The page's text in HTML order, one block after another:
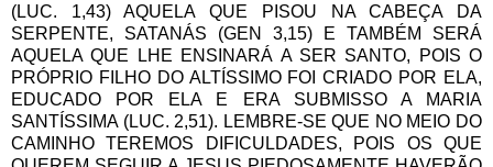
(LUC. 1,43) AQUELA QUE PISOU NA CABEÇA DA
SERPENTE, SATANÁS (GEN 3,15) E TAMBÉM SERÁ
AQUELA QUE LHE ENSINARÁ A SER SANTO, POIS O
PRÓPRIO FILHO DO ALTÍSSIMO FOI CRIADO POR ELA,
EDUCADO POR ELA E ERA SUBMISSO A MARIA
SANTÍSSIMA (LUC. 2,51). LEMBRE-SE QUE NO MEIO DO
CAMINHO TEREMOS DIFICULDADES, POIS OS QUE